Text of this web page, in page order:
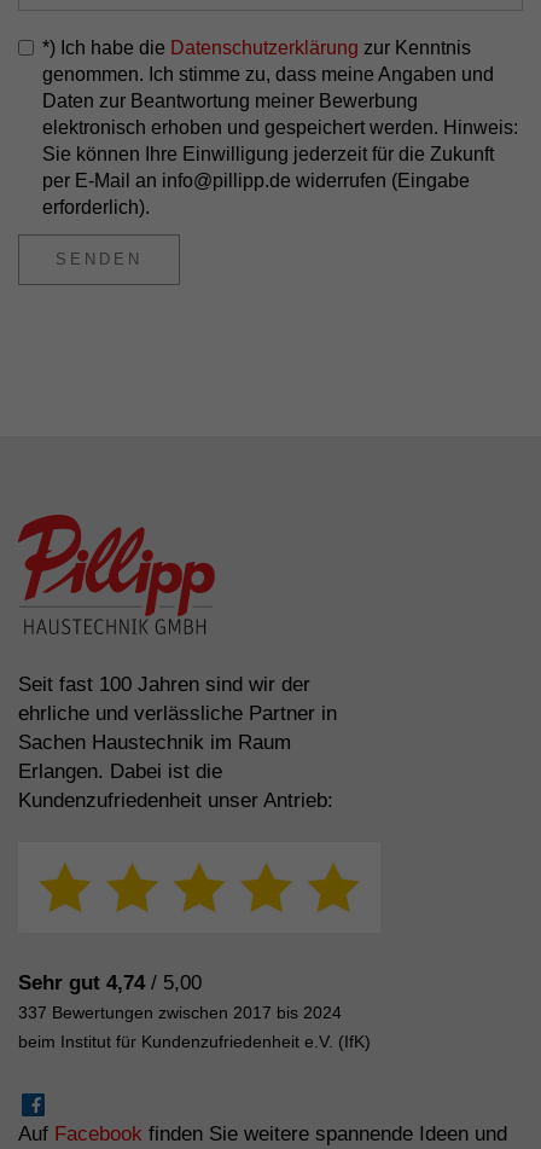
*) Ich habe die Datenschutzerklärung zur Kenntnis
genommen. Ich stimme zu, dass meine Angaben und
Daten zur Beantwortung meiner Bewerbung
elektronisch erhoben und gespeichert werden. Hinweis:
Sie können Ihre Einwilligung jederzeit für die Zukunft
per E-Mail an info@pillipp.de widerrufen (Eingabe
erforderlich).
SENDEN
Seit fast 100 Jahren sind wir der
ehrliche und verlässliche Partner in
Sachen Haustechnik im Raum
Erlangen. Dabei ist die
Kundenzufriedenheit unser Antrieb:
Sehr gut 4,74/ 5,00
337 Bewertungen zwischen 2017 bis 2024
beim Institut für Kundenzufriedenheit e.V. (IfK)
Auf Facebook finden Sie weitere spannende Ideen und